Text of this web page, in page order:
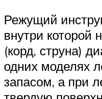
Режущий
внутри которой
(корд, струна)
одних моделях
запасом, а при